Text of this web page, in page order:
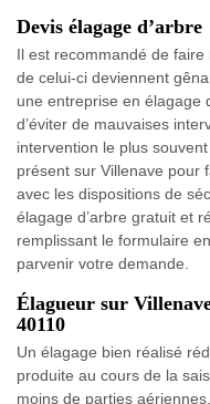
Devis élagage d’arbre
Il est recommandé de faire
de celui-ci deviennent
une entreprise en élagage
d’éviter de mauvaises
intervention le plus
présent sur Villenave pour
avec les dispositions de
élagage d’arbre gratuit et
remplissant le formulaire
parvenir votre demande.
Élagueur sur
40110
Un élagage bien réalisé
produite au cours de la
moins de parties